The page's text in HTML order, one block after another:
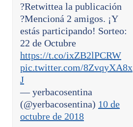
?Retwittea la publicación
?Mencioná 2 amigos. ¡Y
estás participando! Sorteo:
22 de Octubre
https://t.co/ixZB2lPCRW
pic.twitter.com/8ZvqyXA8x
J
— yerbacosentina
(@yerbacosentina) 10 de
octubre de 2018